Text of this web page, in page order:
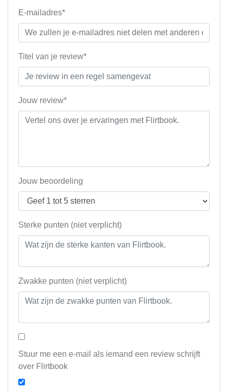
E-mailadres*
Titel van je review*
Jouw review*
Jouw beoordeling
Sterke punten (niet verplicht)
Zwakke punten (niet verplicht)
Stuur me een e-mail als iemand een review schrijft
over Flirtbook